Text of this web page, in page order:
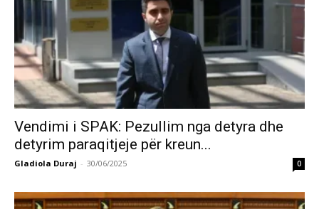
Vendimi i SPAK: Pezullim nga detyra dhe
detyrim paraqitjeje për kreun...
Gladiola Duraj - 30/06/2025 0